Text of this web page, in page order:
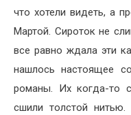
что хотели видеть, а
Мартой. Сироток не
все равно ждала эти
нашлось настоящее
романы. Их когда-то
сшили толстой нитью.